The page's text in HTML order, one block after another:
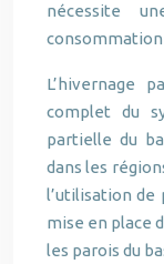
nécessite
consommation
L’hivernage
complet du
partielle du
dans les
l’utilisation de
mise en place
les parois du